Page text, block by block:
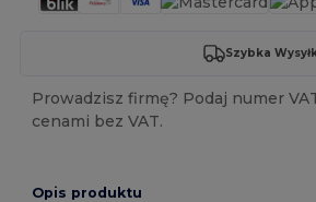
Szybka
Prowadzisz firmę? Podaj numer
cenami bez VAT.
Opis produktu